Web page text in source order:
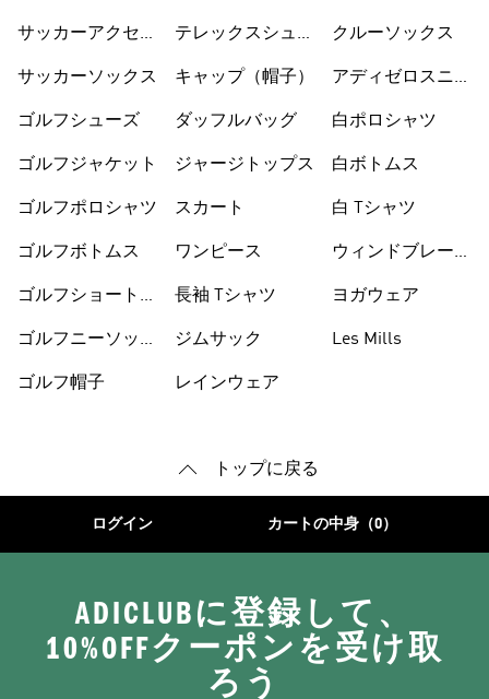
サッカーアクセサ
サッカーソックス
ゴルフシューズ
ゴルフジャケット
ゴルフポロシャツ
ゴルフボトムス
ゴルフショートパ
ゴルフニーソック
ゴルフ帽子
テレックスシュー
キャップ（帽子）
ダッフルバッグ
ジャージトップス
スカート
ワンピース
長袖 Tシャツ
ジムサック
レインウェア
クルーソックス
アディゼロスニー
白ポロシャツ
白ボトムス
白 Tシャツ
ウィンドブレーカ
ヨガウェア
Les Mills
トップに戻る
ログイン カートの中身（0）
ADICLUBに登録して、
10%OFFクーポンを受け取
ろう